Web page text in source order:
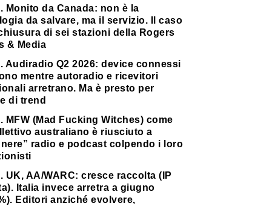
Monito da Canada: non è la
da salvare, ma il servizio. Il caso
di sei stazioni della Rogers
& Media
Audiradio Q2 2026: device connessi
mentre autoradio e ricevitori
arretrano. Ma è presto per
di trend
MFW (Mad Fucking Witches) come
australiano è riusciuto a
radio e podcast colpendo i loro
UK, AA/WARC: cresce raccolta (IP
Italia invece arretra a giugno
Editori anziché evolvere,